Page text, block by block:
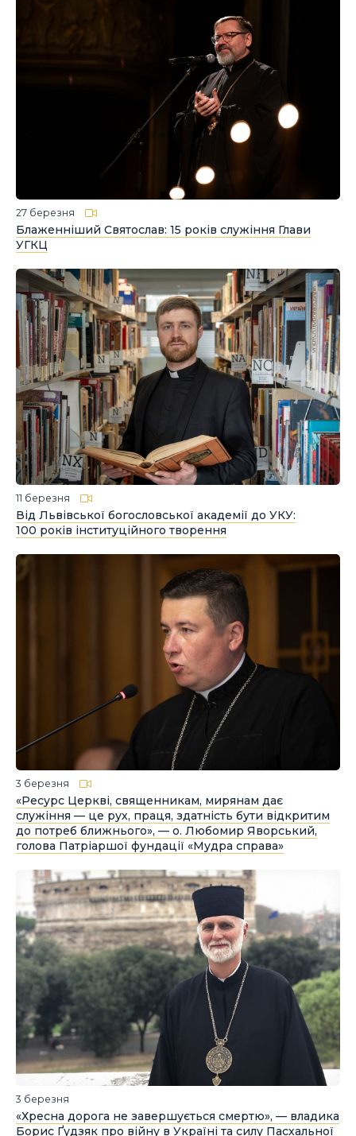
27 березня
Блаженніший Святослав: 15 років служіння Глави
УГКЦ
11 березня
Від Львівської богословської академії до УКУ:
100 років інституційного творення
3 березня
«Ресурс Церкві, священникам, мирянам дає
служіння — це рух, праця, здатність бути відкритим
до потреб ближнього», — о. Любомир Яворський,
голова Патріаршої фундації «Мудра справа»
3 березня
«Хресна дорога не завершується смертю», — владика
Борис Ґудзяк про війну в Україні та силу Пасхальної